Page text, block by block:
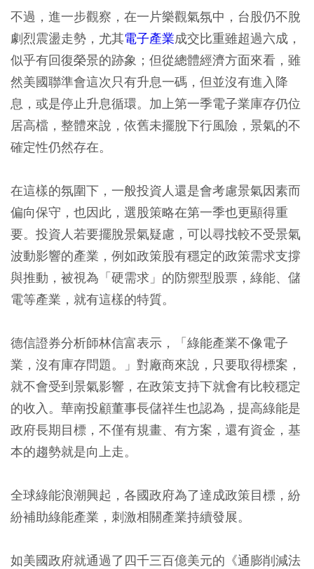
不過，進一步觀察，在一片樂觀氣氛中，台股仍不脫
劇烈震盪走勢，尤其電子產業成交比重雖超過六成，
似乎有回復榮景的跡象；但從總體經濟方面來看，雖
然美國聯準會這次只有升息一碼，但並沒有進入降
息，或是停止升息循環。加上第一季電子業庫存仍位
居高檔，整體來說，依舊未擺脫下行風險，景氣的不
確定性仍然存在。
在這樣的氛圍下，一般投資人還是會考慮景氣因素而
偏向保守，也因此，選股策略在第一季也更顯得重
要。投資人若要擺脫景氣疑慮，可以尋找較不受景氣
波動影響的產業，例如政策股有穩定的政策需求支撐
與推動，被視為「硬需求」的防禦型股票，綠能、儲
電等產業，就有這樣的特質。
德信證券分析師林信富表示，「綠能產業不像電子
業，沒有庫存問題。」對廠商來說，只要取得標案，
就不會受到景氣影響，在政策支持下就會有比較穩定
的收入。華南投顧董事長儲祥生也認為，提高綠能是
政府長期目標，不僅有規畫、有方案，還有資金，基
本的趨勢就是向上走。
全球綠能浪潮興起，各國政府為了達成政策目標，紛
紛補助綠能產業，刺激相關產業持續發展。
如美國政府就通過了四千三百億美元的《通膨削減法